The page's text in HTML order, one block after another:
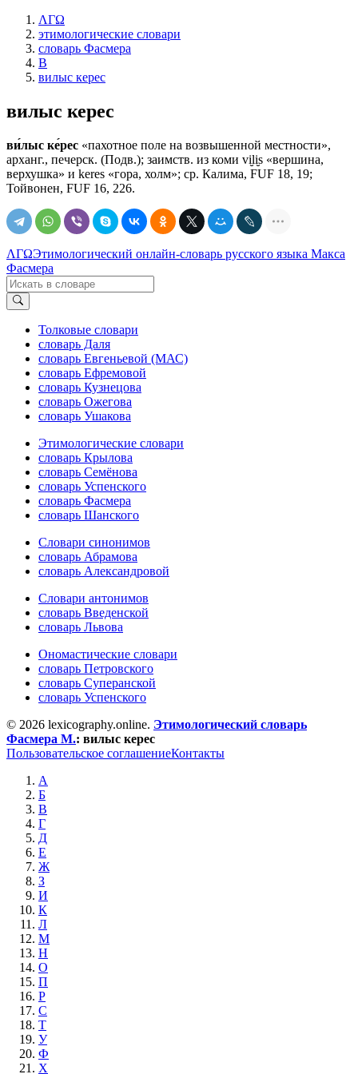
ΛΓΩ
этимологические словари
словарь Фасмера
В
вилыс керес
вилыс керес
ви́лыс ке́рес «пахотное поле на возвышенной местности»,
арханг., печерск. (Подв.); заимств. из коми vi̮li̮s «вершина,
верхушка» и keres «гора, холм»; ср. Калима, FUF 18, 19;
Тойвонен, FUF 16, 226.
ΛΓΩЭтимологический онлайн-словарь русского языка Макса
Фасмера
Толковые словари
словарь Даля
словарь Евгеньевой (МАС)
словарь Ефремовой
словарь Кузнецова
словарь Ожегова
словарь Ушакова
Этимологические словари
словарь Крылова
словарь Семёнова
словарь Успенского
словарь Фасмера
словарь Шанского
Словари синонимов
словарь Абрамова
словарь Александровой
Словари антонимов
словарь Введенской
словарь Львова
Ономастические словари
словарь Петровского
словарь Суперанской
словарь Успенского
© 2026 lexicography.online. Этимологический словарь
Фасмера М.: вилыс керес
Пользовательское соглашениеКонтакты
А
Б
В
Г
Д
Е
Ж
З
И
К
Л
М
Н
О
П
Р
С
Т
У
Ф
Х